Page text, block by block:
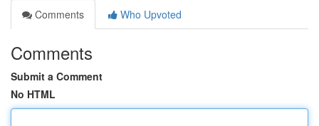
Comments
Who Upvoted
Comments
Submit a Comment
No HTML